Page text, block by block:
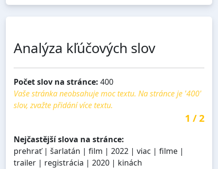
Analýza kľúčových slov
Počet slov na stránce: 400
Vaše stránka neobsahuje moc textu. Na stránce je '400'
slov, zvažte přidání více textu.
1 /2
Nejčastější slova na stránce:
prehrať | šarlatán | film | 2022 | viac | filme |
trailer | registrácia | 2020 | kinách